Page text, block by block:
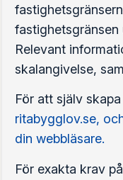
Relevant
skalangivelse,
För att själv
ritabygglov.se,
din webbläsare.
För exakta krav